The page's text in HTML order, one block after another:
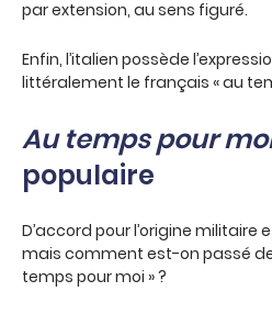
par extension, au sens figuré.
Enfin, l’italien possède
littéralement le français « au
Au temps pour
populaire
D’accord pour l’origine militaire
mais comment est-on passé de
temps pour moi » ?